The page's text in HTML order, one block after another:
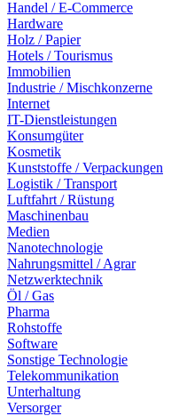
Handel / E-Commerce
Hardware
Holz / Papier
Hotels / Tourismus
Immobilien
Industrie / Mischkonzerne
Internet
IT-Dienstleistungen
Konsumgüter
Kosmetik
Kunststoffe / Verpackungen
Logistik / Transport
Luftfahrt / Rüstung
Maschinenbau
Medien
Nanotechnologie
Nahrungsmittel / Agrar
Netzwerktechnik
Öl / Gas
Pharma
Rohstoffe
Software
Sonstige Technologie
Telekommunikation
Unterhaltung
Versorger